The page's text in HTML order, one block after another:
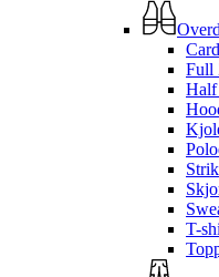
Full
Strik
T-